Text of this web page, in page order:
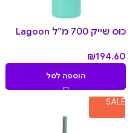
כוס שייק 700 מ״ל Lagoon
₪194.60
הוספה לסל
SALE